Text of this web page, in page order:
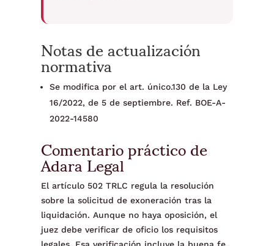
Notas de actualización
normativa
Se modifica por el art. único.130 de la Ley
16/2022, de 5 de septiembre. Ref. BOE-A-
2022-14580
Comentario práctico de
Adara Legal
El artículo 502 TRLC regula la resolución
sobre la solicitud de exoneración tras la
liquidación. Aunque no haya oposición, el
juez debe verificar de oficio los requisitos